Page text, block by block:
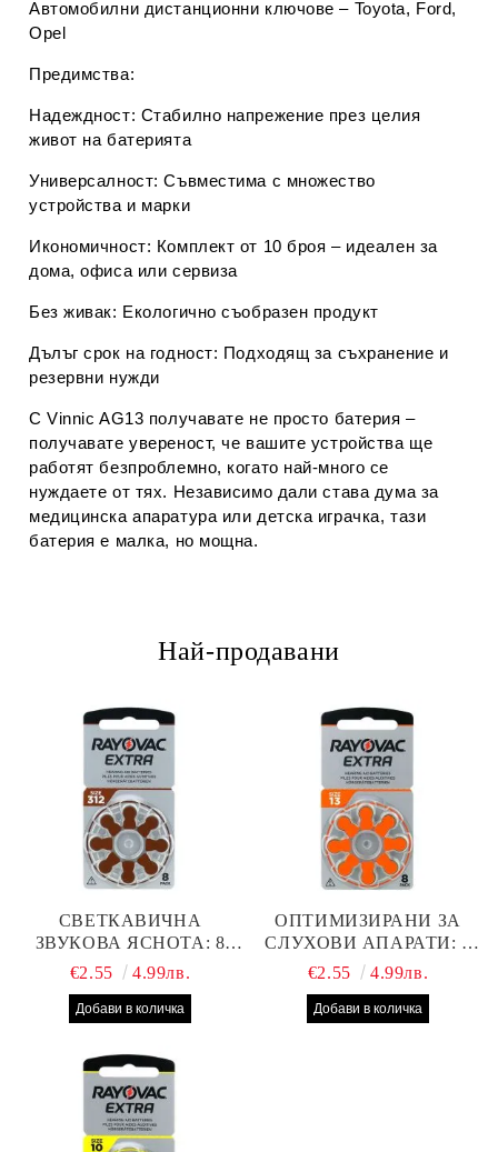
Автомобилни дистанционни ключове – Toyota, Ford,
Opel
Предимства:
Надеждност: Стабилно напрежение през целия
живот на батерията
Универсалност: Съвместима с множество
устройства и марки
Икономичност: Комплект от 10 броя – идеален за
дома, офиса или сервиза
Без живак: Екологично съобразен продукт
Дълъг срок на годност: Подходящ за съхранение и
резервни нужди
С Vinnic AG13 получавате не просто батерия –
получавате увереност, че вашите устройства ще
работят безпроблемно, когато най-много се
нуждаете от тях. Независимо дали става дума за
медицинска апаратура или детска играчка, тази
батерия е малка, но мощна.
Най-продавани
СВЕТКАВИЧНА
ЗВУКОВА ЯСНОТА: 8
БРОЯ RAYOVAC EXTRA
СЛУХОВ АПАРАТ С
€2.55 4.99лв.
ОПТИМИЗИРАНИ ЗА
СЛУХОВИ АПАРАТИ: 8
БРОЯ RAYOVAC EXTRA
ПРОИЗВОДИТЕЛНОСТ
€2.55 4.99лв.